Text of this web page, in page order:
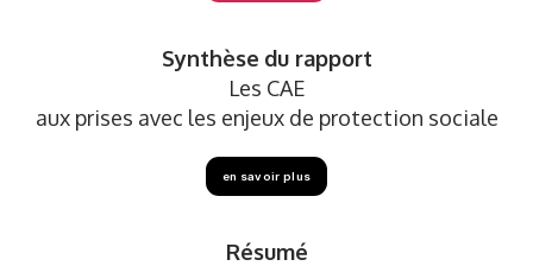
Synthèse du rapport
Les CAE
aux prises avec les enjeux de protection sociale
en savoir plus
Résumé